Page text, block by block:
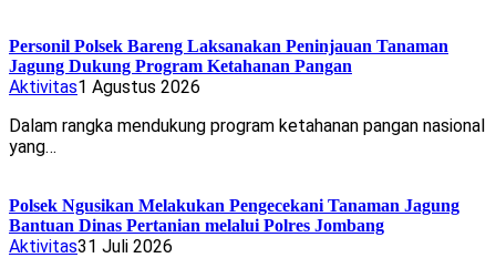
Personil Polsek Bareng Laksanakan Peninjauan Tanaman
Jagung Dukung Program Ketahanan Pangan
Aktivitas1 Agustus 2026
Dalam rangka mendukung program ketahanan pangan nasional
yang…
Polsek Ngusikan Melakukan Pengecekani Tanaman Jagung
Bantuan Dinas Pertanian melalui Polres Jombang
Aktivitas31 Juli 2026